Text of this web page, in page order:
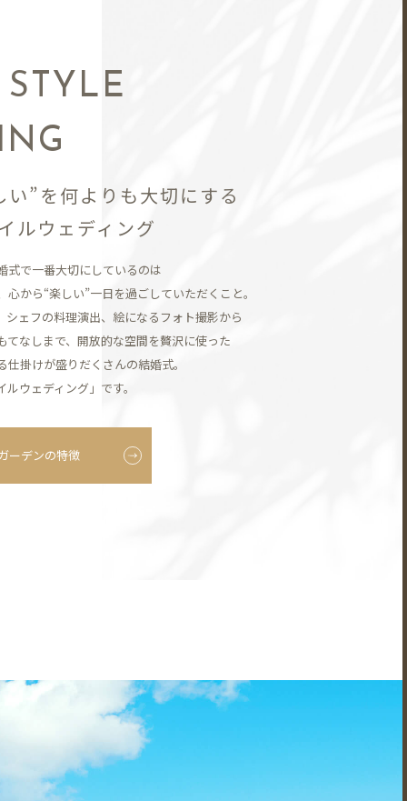
”を何よりも大切にする
ルウェディング
式で一番大切にしているのは
心から“楽しい”一日を過ごしていただくこと。
ェフの料理演出、 絵になるフォト撮影から
てなしまで、開放的な空間を贅沢に使った
掛けが盛りだくさんの結婚式。
ウェディング」です。
ーデンの特徴